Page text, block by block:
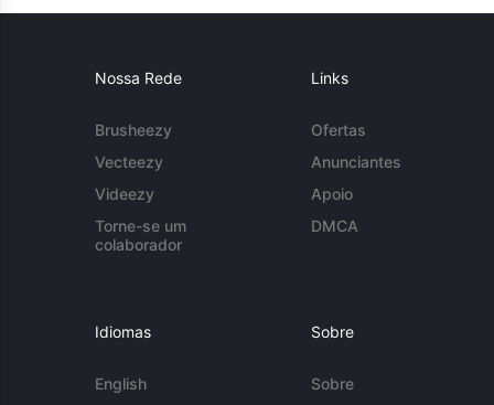
Nossa Rede
Brusheezy
Vecteezy
Videezy
Torne-se um
colaborador
Links
Ofertas
Anunciantes
Apoio
DMCA
Idiomas
English
Sobre
Sobre